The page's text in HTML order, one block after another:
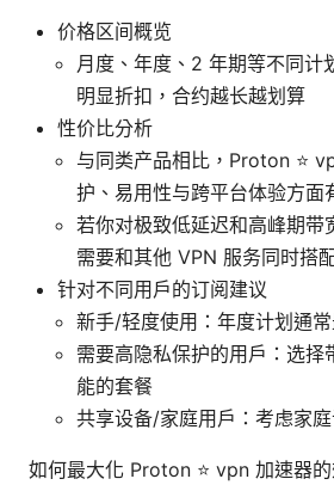
价格区间概览
月度、年度、2 年期等不同计
明显折扣，合约越长越划算
性价比分析
与同类产品相比，Proton ⭐
护、易用性与跨平台体验方面
若你对极致低延迟和高峰期带
需要和其他 VPN 服务同时搭
针对不同用户的订阅建议
新手/轻度使用：年度计划通
需要高隐私保护的用户：选择
能的套餐
共享设备/家庭用户：考虑家
如何最大化 Proton ⭐ vpn 加速器